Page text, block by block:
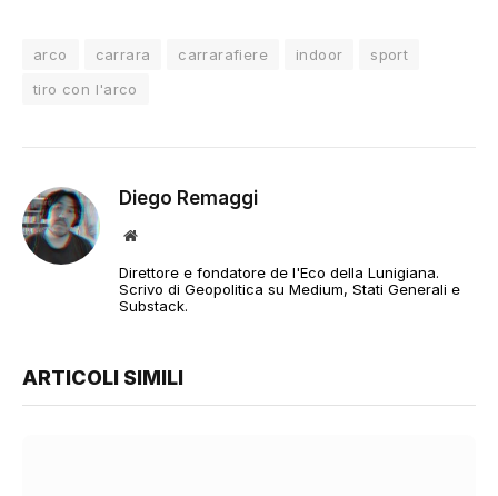
arco carrara carrarafiere indoor
sport
tiro con l'arco
Diego Remaggi
Sito
Direttore e fondatore de l'Eco della Lunigiana.
Scrivo di Geopolitica su Medium, Stati Generali e
Substack.
ARTICOLI SIMILI